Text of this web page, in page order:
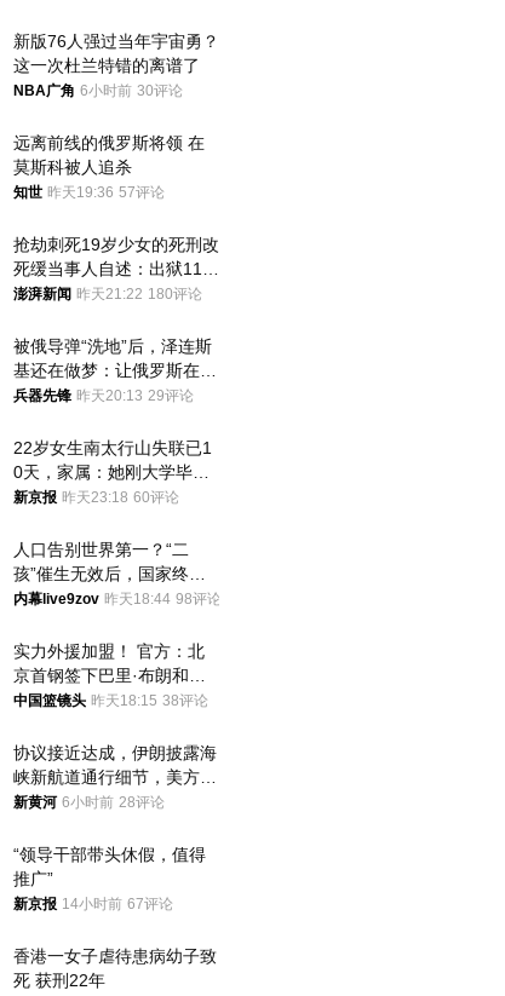
新版76人强过当年宇宙勇？
这一次杜兰特错的离谱了
NBA广角 6小时前 30评论
远离前线的俄罗斯将领 在
莫斯科被人追杀
知世 昨天19:36 57评论
抢劫刺死19岁少女的死刑改
死缓当事人自述：出狱11年
间始终刻意躲避被害人家属
澎湃新闻 昨天21:22 180评论
被俄导弹“洗地”后，泽连斯
基还在做梦：让俄罗斯在冬
季前求和？
兵器先锋 昨天20:13 29评论
22岁女生南太行山失联已1
0天，家属：她刚大学毕业
想到山里旅行
新京报 昨天23:18 60评论
人口告别世界第一？“二
孩”催生无效后，国家终于
向住房出手了！
内幕live9zov 昨天18:44 98评论
实力外援加盟！ 官方：北
京首钢签下巴里·布朗和桑
普森
中国篮镜头 昨天18:15 38评论
协议接近达成，伊朗披露海
峡新航道通行细节，美方再
提“倒计时”
新黄河 6小时前 28评论
“领导干部带头休假，值得
推广”
新京报 14小时前 67评论
香港一女子虐待患病幼子致
死 获刑22年